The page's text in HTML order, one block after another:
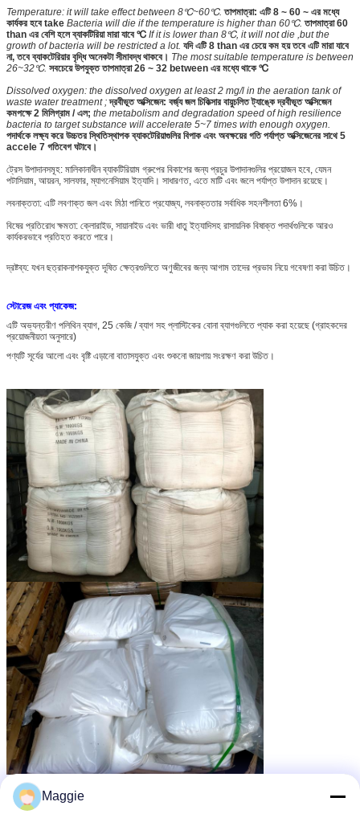
Temperature: it will take effect between 8℃~60℃. তাপমাত্রা: এটি 8 ~ 60 ~ এর মধ্যে
কার্যকর হবে take Bacteria will die if the temperature is higher than 60℃. তাপমাত্রা 60
than এর বেশি হলে ব্যাকটিরিয়া মারা যাবে ℃ If it is lower than 8℃, it will not die ,but the
growth of bacteria will be restricted a lot. যদি এটি 8 than এর চেয়ে কম হয় তবে এটি মারা যাবে
না, তবে ব্যাকটেরিয়ার বৃদ্ধি অনেকটা সীমাবদ্ধ থাকবে। The most suitable temperature is between
26~32℃. সবচেয়ে উপযুক্ত তাপমাত্রা 26 ~ 32 between এর মধ্যে থাকে ℃
Dissolved oxygen: the dissolved oxygen at least 2 mg/l in the aeration tank of
waste water treatment ; দ্রবীভূত অক্সিজেন: বর্জ্য জল চিকিত্সার বায়ুচলিত ট্যাঙ্কে দ্রবীভূত অক্সিজেন
কমপক্ষে 2 মিলিগ্রাম / এল; the metabolism and degradation speed of high resilience
bacteria to target substance will accelerate 5~7 times with enough oxygen.
পদার্থকে লক্ষ্য করে উচ্চতর স্থিতিস্থাপক ব্যাকটেরিয়াগুলির বিপাক এবং অবক্ষয়ের গতি পর্যাপ্ত অক্সিজেনের সাথে 5
accele 7 গতিবেগ ঘটাবে।
ট্রেস উপাদানসমূহ: মালিকানাধীন ব্যাকটিরিয়াম গ্রুপের বিকাশের জন্য প্রচুর উপাদানগুলির প্রয়োজন হবে, যেমন
পটাসিয়াম, আয়রন, সালফার, ম্যাগনেসিয়াম ইত্যাদি। সাধারণত, এতে মাটি এবং জলে পর্যাপ্ত উপাদান রয়েছে।
লবনাক্ততা: এটি লবণাক্ত জল এবং মিঠা পানিতে প্রযোজ্য, লবনাক্ততার সর্বাধিক সহনশীলতা 6%।
বিষের প্রতিরোধ ক্ষমতা: ক্লোরাইড, সায়ানাইড এবং ভারী ধাতু ইত্যাদিসহ রাসায়নিক বিষাক্ত পদার্থগুলিকে আরও
কার্যকরভাবে প্রতিহত করতে পারে।
দ্রষ্টব্য: যখন ছত্রাকনাশকযুক্ত দূষিত ক্ষেত্রগুলিতে অণুজীবের জন্য আগাম তাদের প্রভাব নিয়ে গবেষণা করা উচিত।
স্টোরেজ এবং প্যাকেজ:
এটি অভ্যন্তরীণ পলিথিন ব্যাগ, 25 কেজি / ব্যাগ সহ প্লাস্টিকের বোনা ব্যাগগুলিতে প্যাক করা হয়েছে (গ্রাহকদের
প্রয়োজনীয়তা অনুসারে)
পণ্যটি সূর্যের আলো এবং বৃষ্টি এড়ানো বাতাসযুক্ত এবং শুকনো জায়গায় সংরক্ষণ করা উচিত।
ট্যাগ:জল পরিশোধক এজেন্ট
Maggie